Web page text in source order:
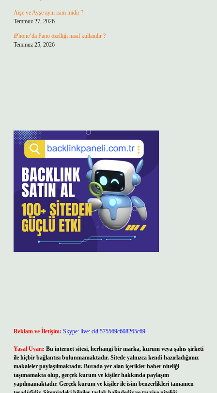
Aişe ve Ayşe aynı isim midir ?
Temmuz 27, 2026
iPhone’da Pano özelliği nasıl kullanılır ?
Temmuz 25, 2026
Reklam ve İletişim: Skype: live:.cid.575569c608265c69
Yasal Uyarı: Bu internet sitesi, herhangi bir marka, kurum veya şahıs şirketi
ile hiçbir bağlantısı bulunmamaktadır. Sitede yalnızca kendi hazırladığımız
makaleler paylaşılmaktadır. Burada yer alan içerikler haber niteliği
taşımamakta olup, gerçek kurum ve kişiler hakkında paylaşım
yapılmamaktadır. Gerçek kurum ve kişiler ile isim benzerlikleri tamamen